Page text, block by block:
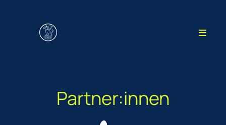
springen
≡
Partner:innen